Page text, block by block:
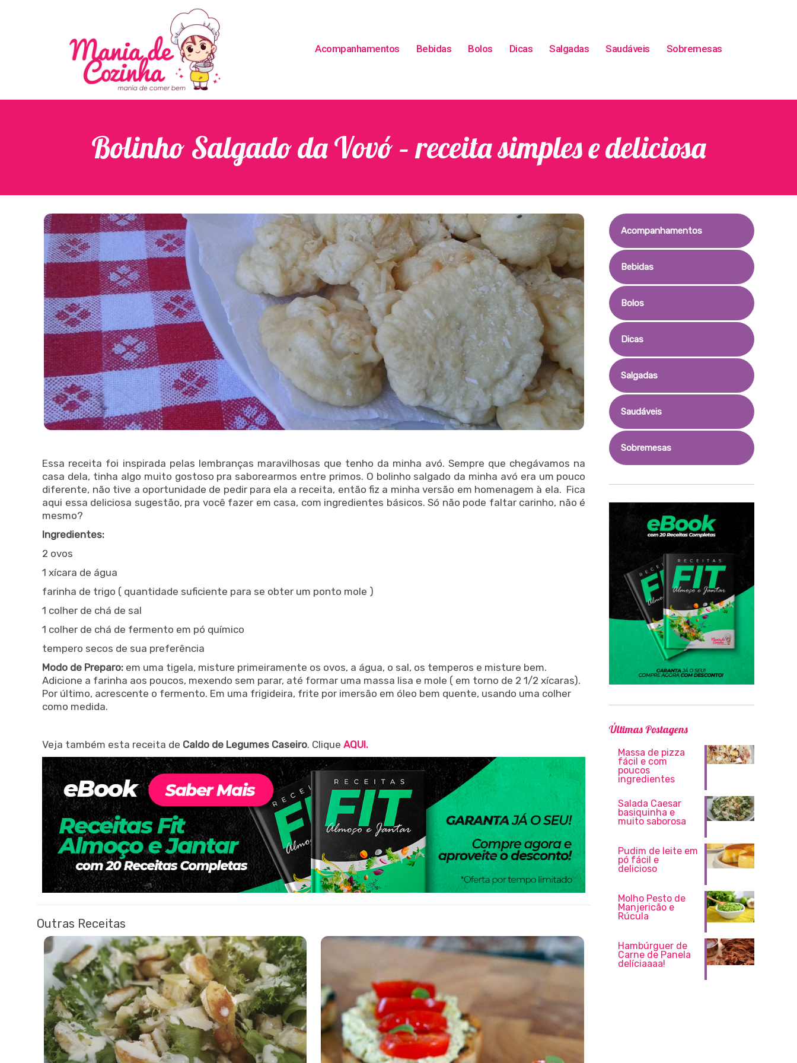
Acompanhamentos Bebidas Bolos Dicas Salgadas Saudáveis Sobremesas
Bolinho Salgado da Vovó – receita simples e deliciosa
Essa receita foi inspirada pelas lembranças maravilhosas que tenho da minha avó. Sempre que chegávamos na
casa dela, tinha algo muito gostoso pra saborearmos entre primos. O bolinho salgado da minha avó era um pouco
diferente, não tive a oportunidade de pedir para ela a receita, então fiz a minha versão em homenagem à ela. Fica
aqui essa deliciosa sugestão, pra você fazer em casa, com ingredientes básicos. Só não pode faltar carinho, não é
mesmo?
Ingredientes:
2 ovos
1 xícara de água
farinha de trigo ( quantidade suficiente para se obter um ponto mole )
1 colher de chá de sal
1 colher de chá de fermento em pó químico
tempero secos de sua preferência
Modo de Preparo: em uma tigela, misture primeiramente os ovos, a água, o sal, os temperos e misture bem.
Adicione a farinha aos poucos, mexendo sem parar, até formar uma massa lisa e mole ( em torno de 2 1/2 xícaras).
Por último, acrescente o fermento. Em uma frigideira, frite por imersão em óleo bem quente, usando uma colher
como medida.
Veja também esta receita de Caldo de Legumes Caseiro. CliqueAQUI.
Outras Receitas
Acompanhamentos
Bebidas
Bolos
Dicas
Salgadas
Saudáveis
Sobremesas
Últimas Postagens
Massa de pizza
fácil e com
poucos
ingredientes
Salada Caesar
basiquinha e
muito saborosa
Pudim de leite em
pó fácil e
delicioso
Molho Pesto de
Manjericão e
Rúcula
Hambúrguer de
Carne de Panela
delíciaaaa!